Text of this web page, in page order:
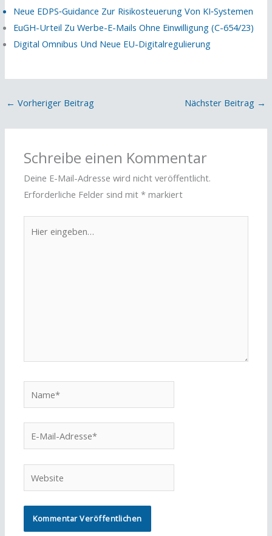
Neue EDPS‑Guidance Zur Risikosteuerung Von KI‑Systemen
EuGH-Urteil Zu Werbe-E-Mails Ohne Einwilligung (C-654/23)
Digital Omnibus Und Neue EU-Digitalregulierung
← Vorheriger Beitrag Nächster Beitrag →
Schreibe einen Kommentar
Deine E-Mail-Adresse wird nicht veröffentlicht.
Erforderliche Felder sind mit* markiert
eingeben…
Mail-
Adresse*